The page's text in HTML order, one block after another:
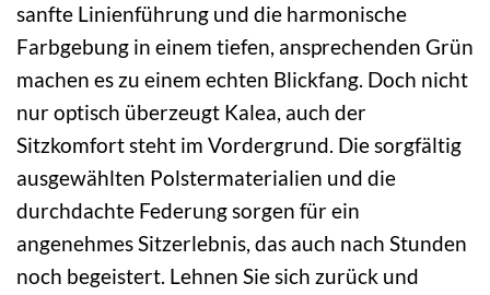
sanfte Linienführung und die harmonische
Farbgebung in einem tiefen, ansprechenden Grün
machen es zu einem echten Blickfang. Doch nicht
nur optisch überzeugt Kalea, auch der
Sitzkomfort steht im Vordergrund. Die sorgfältig
ausgewählten Polstermaterialien und die
durchdachte Federung sorgen für ein
angenehmes Sitzerlebnis, das auch nach Stunden
noch begeistert. Lehnen Sie sich zurück und